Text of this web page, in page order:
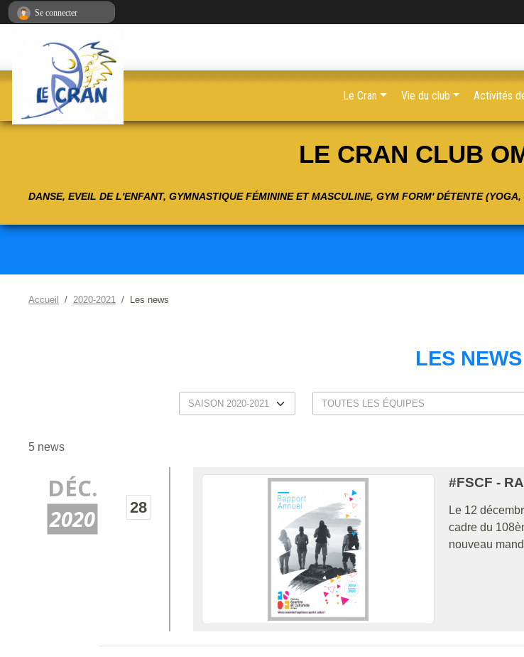
LE CRAN CLUB
DANSE, EVEIL DE L'ENFANT, GYMNASTIQUE FÉMININE ET MASCULINE, GYM FORM' DÉTENTE
Accueil 2020-2021 Les news
LES NEWS
5 news
DÉC.
2020 28
#FSCF -
Le 12
cadre du
nouveau
Le Cran Vie du club Activités
Se connecter
Panneau de gestion des cookies